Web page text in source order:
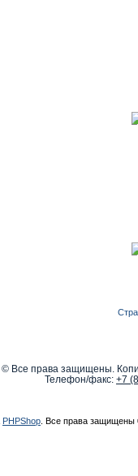
Все права защищены.
Телефон/факс: +7
PHPShop . Все права защищены